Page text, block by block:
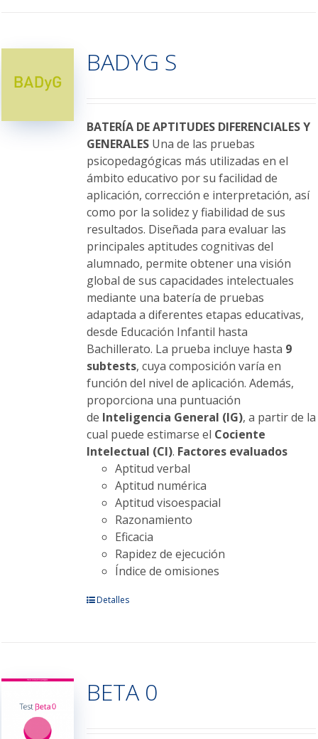
Las
opciones
elegir
en
la
página
de
producto
BADYG S
BATERÍA DE APTITUDES DIFERENCIALES Y
GENERALESUna de las pruebas
psicopedagógicas más utilizadas en el
ámbito educativo por su facilidad de
aplicación, corrección e interpretación, así
como por la solidez y fiabilidad de sus
resultados. Diseñada para evaluar las
principales aptitudes cognitivas del
alumnado, permite obtener una visión
global de sus capacidades intelectuales
mediante una batería de pruebas
adaptada a diferentes etapas educativas,
desde Educación Infantil hasta
Bachillerato. La prueba incluye hasta 9
subtests, cuya composición varía en
función del nivel de aplicación. Además,
proporciona una puntuación
de Inteligencia General (IG), a partir de la
cual puede estimarse el Cociente
Intelectual (CI). Factores evaluados
Aptitud verbal
Aptitud numérica
Aptitud visoespacial
Razonamiento
Eficacia
Rapidez de ejecución
Índice de omisiones
Este
Las
opciones
Detalles
BETA 0